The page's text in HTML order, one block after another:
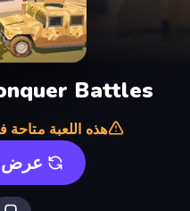
Battles
هذه اللعبة متاحة
عرض